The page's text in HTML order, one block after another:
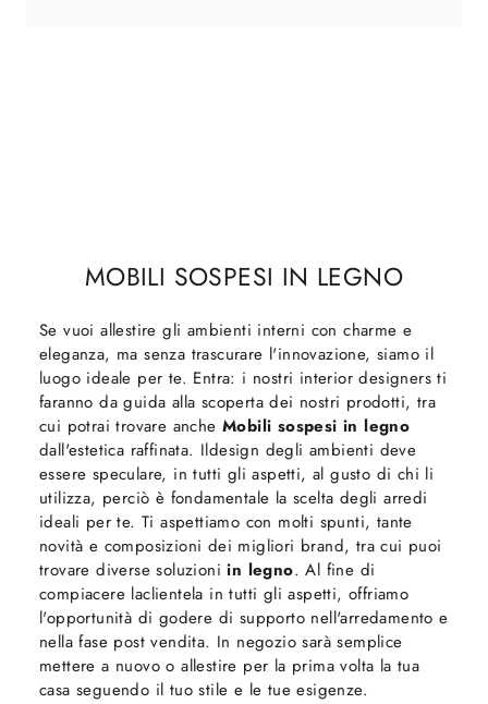
MOBILI SOSPESI IN LEGNO
Se vuoi allestire gli ambienti interni con charme e
eleganza, ma senza trascurare l'innovazione, siamo il
luogo ideale per te. Entra: i nostri interior designers ti
faranno da guida alla scoperta dei nostri prodotti, tra
cui potrai trovare anche Mobili sospesi in legno
dall'estetica raffinata. Ildesign degli ambienti deve
essere speculare, in tutti gli aspetti, al gusto di chi li
utilizza, perciò è fondamentale la scelta degli arredi
ideali per te. Ti aspettiamo con molti spunti, tante
novità e composizioni dei migliori brand, tra cui puoi
trovare diverse soluzioniin legno. Al fine di
compiacere laclientela in tutti gli aspetti, offriamo
l'opportunità di godere di supporto nell'arredamento e
nella fase post vendita. In negozio sarà semplice
mettere a nuovo o allestire per la prima volta la tua
casa seguendo il tuo stile e le tue esigenze.